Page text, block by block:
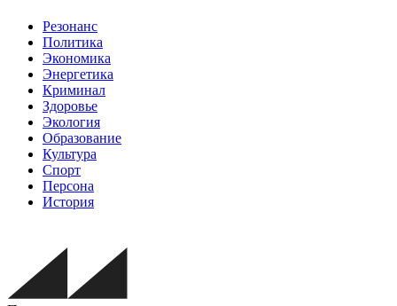
Резонанс
Политика
Экономика
Энергетика
Криминал
Здоровье
Экология
Образование
Культура
Спорт
Персона
История